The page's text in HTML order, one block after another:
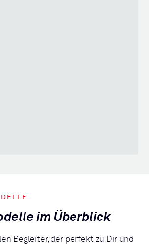
im Überblick
Begleiter, der perfekt zu Dir und